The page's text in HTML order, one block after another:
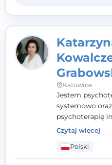
Katowice
Jestem
systemowo
psychoterapię
par, małżeństw
człowieka
relacji z
opieram
Czytaj więcej
Polski